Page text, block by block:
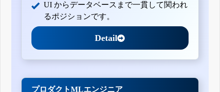
UI からデータベースまで一貫して関われ
るポジションです。
Detail
プロダクトMLエンジニア